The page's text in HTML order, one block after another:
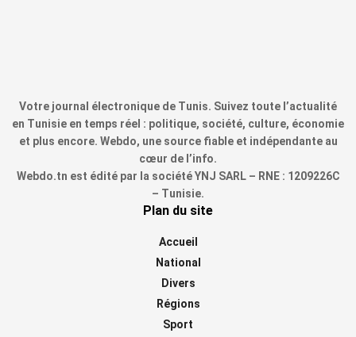
Votre journal électronique de Tunis. Suivez toute l’actualité
en Tunisie en temps réel : politique, société, culture, économie
et plus encore. Webdo, une source fiable et indépendante au
cœur de l’info.
Webdo.tn est édité par la société YNJ SARL – RNE : 1209226C
– Tunisie.
Plan du site
Accueil
National
Divers
Régions
Sport